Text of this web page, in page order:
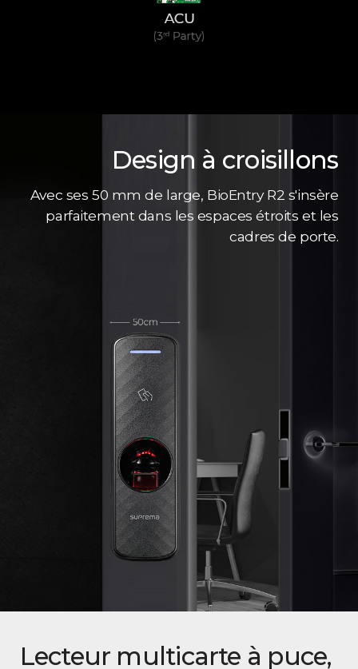
Design à croisillons
Avec ses 50 mm de large, BioEntry R2 s'insère
parfaitement dans les espaces étroits et les
cadres de porte.
Lecteur multicarte à puce,